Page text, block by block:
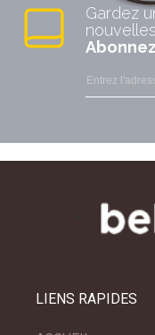
Gardez
LIENS RAPIDES